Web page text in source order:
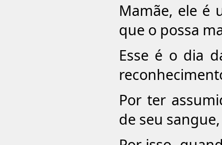
Mamãe, ele é
que o possa
Esse é o dia
Por ter
de seu